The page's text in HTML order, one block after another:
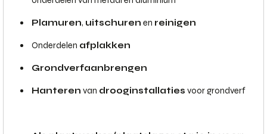
Plamuren, uitschuren en reinigen
Onderdelen afplakken
Grondverfaanbrengen
Hanteren van drooginstallaties voor grondverf